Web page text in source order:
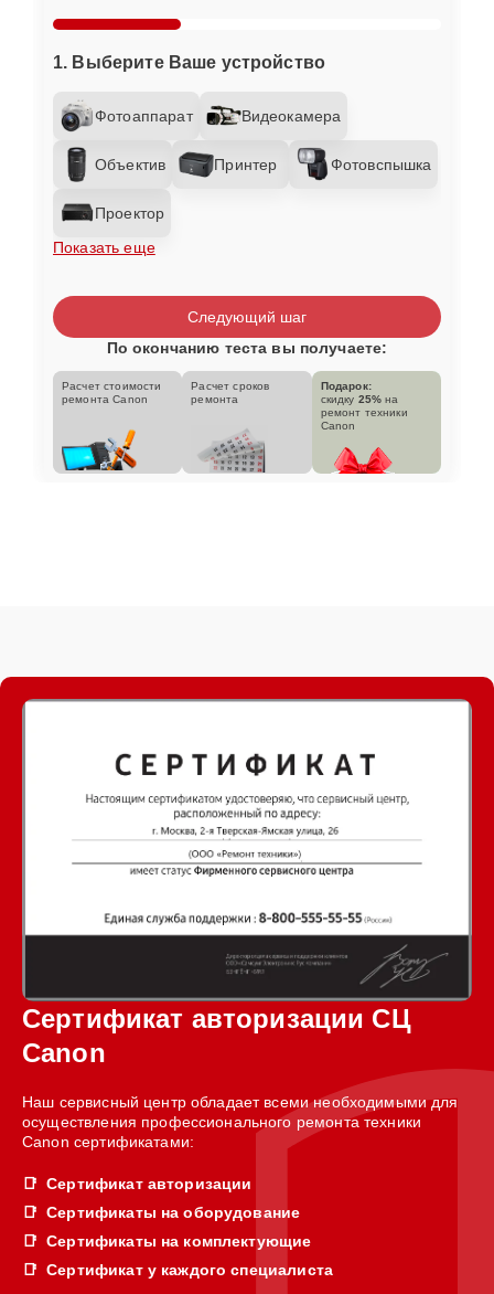
1. Выберите Ваше устройство
Фотоаппарат Видеокамера
Объектив Принтер Фотовспышка
Проектор
Показать еще
Следующий шаг
По окончанию теста вы получаете:
Расчет стоимости
ремонта Canon
Расчет сроков
ремонта
Подарок:
скидку 25% на
ремонт техники
Canon
Сертификат авторизации СЦ
Canon
Наш сервисный центр обладает всеми необходимыми для
осуществления профессионального ремонта техники
Canon сертификатами:
Сертификат авторизации
Сертификаты на оборудование
Сертификаты на комплектующие
Сертификат у каждого специалиста